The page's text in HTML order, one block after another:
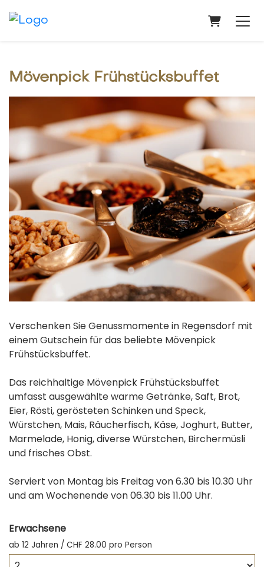
Mövenpick Frühstücksbuffet
Verschenken Sie Genussmomente in Regensdorf mit
einem Gutschein für das beliebte Mövenpick
Frühstücksbuffet.
Das reichhaltige Mövenpick Frühstücksbuffet
umfasst ausgewählte warme Getränke, Saft, Brot,
Eier, Rösti, gerösteten Schinken und Speck,
Würstchen, Mais, Räucherfisch, Käse, Joghurt, Butter,
Marmelade, Honig, diverse Würstchen, Birchermüsli
und frisches Obst.
Serviert von Montag bis Freitag von 6.30 bis 10.30 Uhr
und am Wochenende von 06.30 bis 11.00 Uhr.
Erwachsene
ab 12 Jahren / CHF 28.00 pro Person